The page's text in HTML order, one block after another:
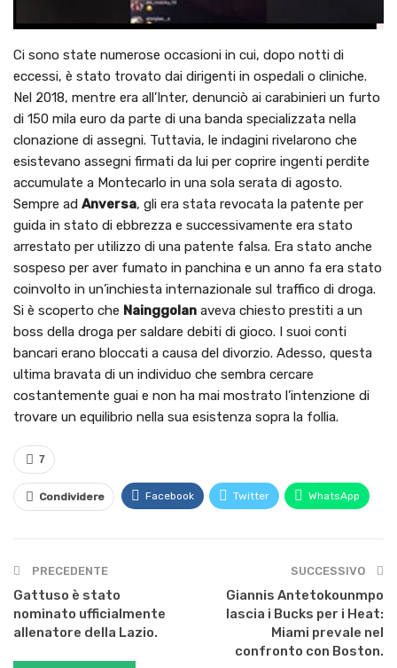
Ci sono state numerose occasioni in cui, dopo notti di
eccessi, è stato trovato dai dirigenti in ospedali o cliniche.
Nel 2018, mentre era all’Inter, denunciò ai carabinieri un furto
di 150 mila euro da parte di una banda specializzata nella
clonazione di assegni. Tuttavia, le indagini rivelarono che
esistevano assegni firmati da lui per coprire ingenti perdite
accumulate a Montecarlo in una sola serata di agosto.
Sempre ad Anversa, gli era stata revocata la patente per
guida in stato di ebbrezza e successivamente era stato
arrestato per utilizzo di una patente falsa. Era stato anche
sospeso per aver fumato in panchina e un anno fa era stato
coinvolto in un’inchiesta internazionale sul traffico di droga.
Si è scoperto che Nainggolan aveva chiesto prestiti a un
boss della droga per saldare debiti di gioco. I suoi conti
bancari erano bloccati a causa del divorzio. Adesso, questa
ultima bravata di un individuo che sembra cercare
costantemente guai e non ha mai mostrato l’intenzione di
trovare un equilibrio nella sua esistenza sopra la follia.
7
Condividere Facebook Twitter WhatsApp
PRECEDENTE
Gattuso è stato
nominato ufficialmente
allenatore della Lazio.
SUCCESSIVO
Giannis Antetokounmpo
lascia i Bucks per i Heat:
Miami prevale nel
confronto con Boston.